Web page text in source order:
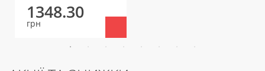
1348.30
грн